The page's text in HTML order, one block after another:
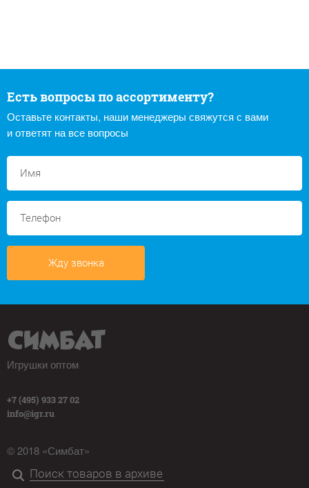
Есть вопросы по ассортименту?
Оставьте контакты, наши менеджеры свяжутся с вами
и ответят на все вопросы
Жду звонка
Игрушки оптом
+7 (495) 933 27 02
info@igr.ru
© 2018 «Симбат»